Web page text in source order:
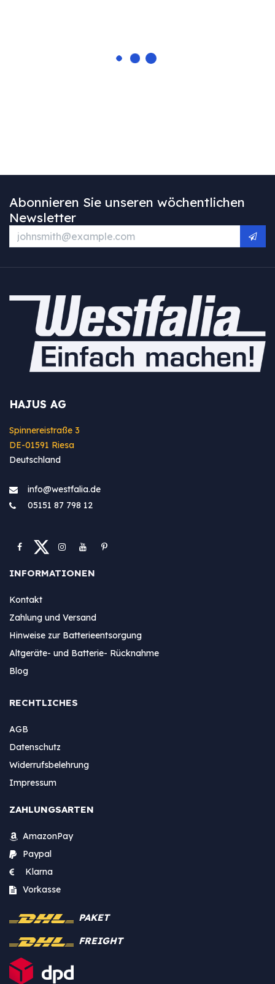
Abonnieren Sie unseren wöchentlichen
Newsletter
HAJUS AG
Spinnereistraße 3
DE-01591 Riesa
Deutschland
info@westfa​lia.de
05151 87 798 12
INFORMATIONEN
Kontakt
Zahlung und Versand
Hinweise zur Batterieentsorgung
Altgeräte- und Batterie- Rücknahme
Blog
RECHTLICHES
AGB
Datenschutz
Widerrufsbelehrung
Impressum
ZAHLUNGSARTEN
AmazonPay
Paypal
Klarna
Vorkasse
PAKET
FREIGHT